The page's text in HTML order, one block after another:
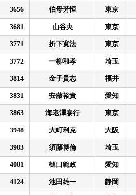
3656 伯母芳恒 東京
3681 山谷央 東京
3771 折下寛法 東京
3772 一柳和孝 埼玉
3814 金子貴志 福井
3831 安藤裕貴 愛知
3863 海老澤泰行 東京
3948 大町利克 大阪
3983 須藤博倫 埼玉
4081 樋口範政 愛知
4124 池田雄一 静岡